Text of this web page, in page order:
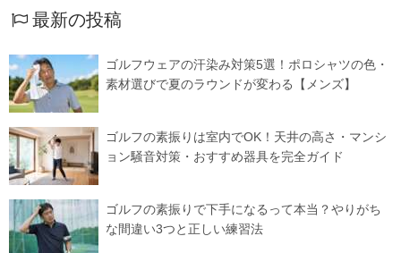
最新の投稿
ゴルフウェアの汗染み対策5選！ポロシャツの色・
素材選びで夏のラウンドが変わる【メンズ】
ゴルフの素振りは室内でOK！天井の高さ・マンシ
ョン騒音対策・おすすめ器具を完全ガイド
ゴルフの素振りで下手になるって本当？やりがち
な間違い3つと正しい練習法